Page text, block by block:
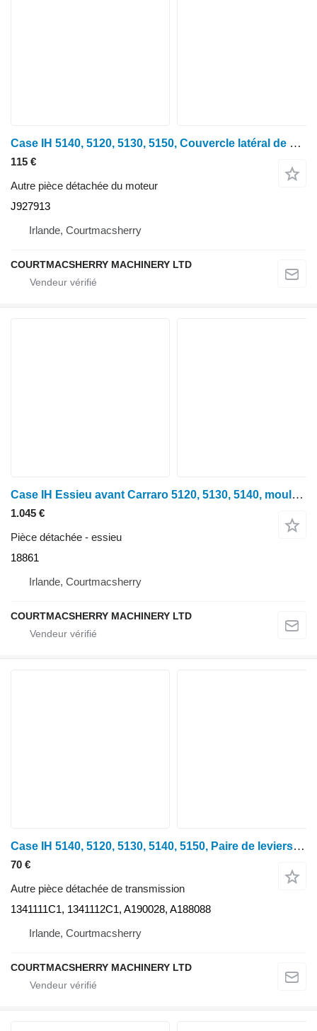
Case IH 5140, 5120, 5130, 5150, Couvercle latéral de bloc-moteur J927913 pour tracteur à roues 5140
115 €
Autre pièce détachée du moteur
J927913
Irlande, Courtmacsherry
COURTMACSHERRY MACHINERY LTD
Case IH Essieu avant Carraro 5120, 5130, 5140, moulage 122945, 199541 18861 pour tracteur à roues
1.045 €
Pièce détachée - essieu
18861
Irlande, Courtmacsherry
COURTMACSHERRY MACHINERY LTD
Case IH 5140, 5120, 5130, 5140, 5150, Paire de leviers de commande de transmission 13 1341111C1 pour tracteur à roues 5140
70 €
Autre pièce détachée de transmission
1341111C1, 1341112C1, A190028, A188088
Irlande, Courtmacsherry
COURTMACSHERRY MACHINERY LTD